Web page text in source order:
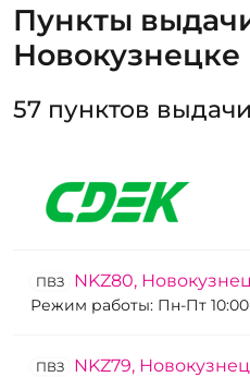
Пункты
Новокузнецке
57 пунктов
ПВЗ NKZ80,
Режим работы: Пн-Пт
ПВЗ NKZ79,